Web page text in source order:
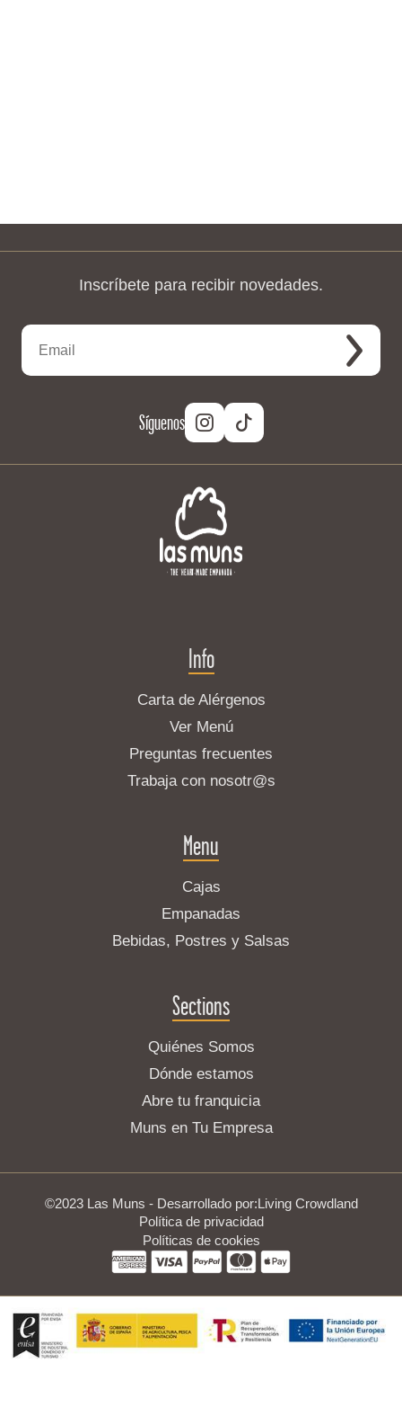
Inscríbete para recibir novedades.
Síguenos
Info
Carta de Alérgenos
Ver Menú
Preguntas frecuentes
Trabaja con nosotr@s
Menu
Cajas
Empanadas
Bebidas, Postres y Salsas
Sections
Quiénes Somos
Dónde estamos
Abre tu franquicia
Muns en Tu Empresa
©2023 Las Muns - Desarrollado por:Living Crowdland
Política de privacidad
Políticas de cookies